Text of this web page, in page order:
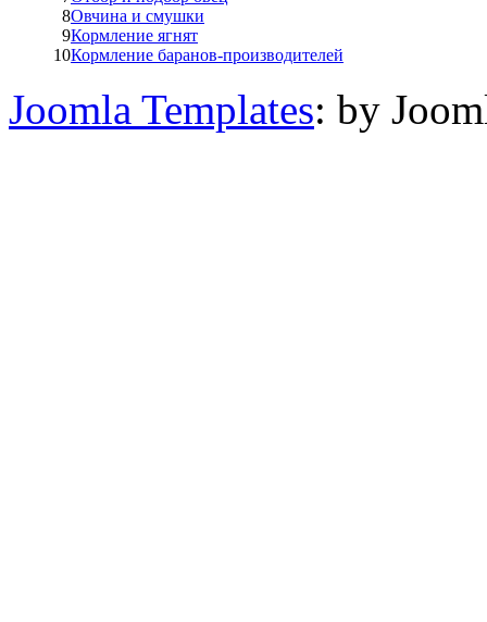
8Овчина и смушки
9Кормление ягнят
10Кормление баранов-производителей
Joomla Templates: by